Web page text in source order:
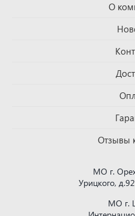
О
Отзывы
МО г.
Урицкого,
МО г.